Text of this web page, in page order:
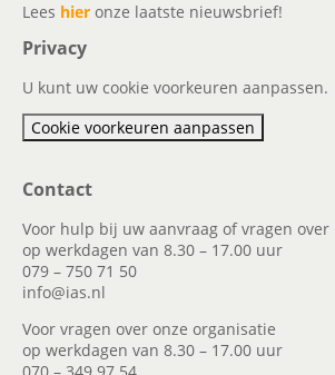
Lees hier onze laatste nieuwsbrief!
Privacy
U kunt uw cookie voorkeuren aanpassen.
Cookie voorkeuren aanpassen
Contact
Voor hulp bij uw aanvraag of vragen
op werkdagen van 8.30 – 17.00 uur
079 – 750 71 50
info@ias.nl
Voor vragen over onze organisatie
op werkdagen van 8.30 – 17.00 uur